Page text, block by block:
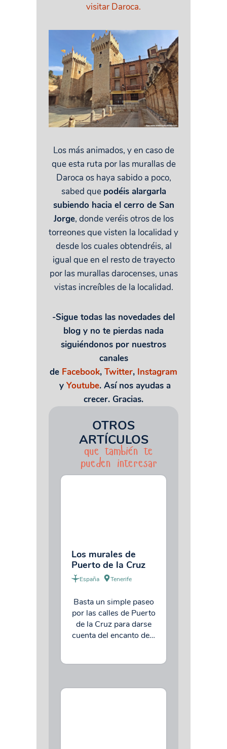
visitar Daroca.
Los más animados, y en caso de
que esta ruta por las murallas de
Daroca os haya sabido a poco,
sabed que podéis alargarla
subiendo hacia el cerro de San
Jorge, donde veréis otros de los
torreones que visten la localidad y
desde los cuales obtendréis, al
igual que en el resto de trayecto
por las murallas darocenses, unas
vistas increíbles de la localidad.
-Sigue todas las novedades del
blog y no te pierdas nada
siguiéndonos por nuestros
canales
de Facebook, Twitter, Instagram
y Youtube. Así nos ayudas a
crecer. Gracias.
OTROS
ARTÍCULOS
que también te
pueden interesar
Los murales de
Puerto de la Cruz
España Tenerife
Basta un simple paseo
por las calles de Puerto
de la Cruz para darse
cuenta del encanto de…